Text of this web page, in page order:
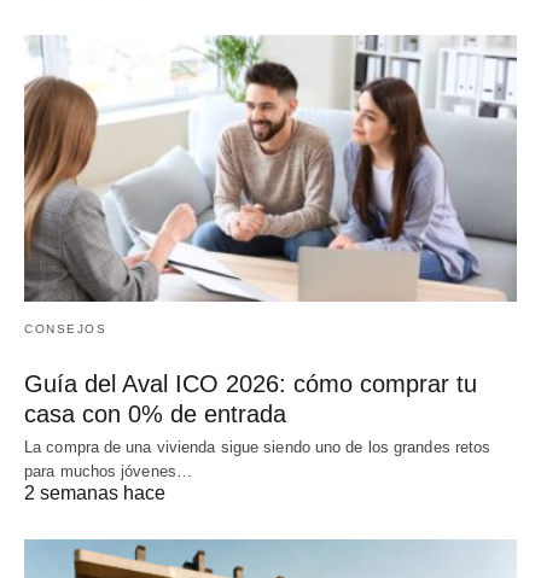
CONSEJOS
Guía del Aval ICO 2026: cómo comprar tu
casa con 0% de entrada
La compra de una vivienda sigue siendo uno de los grandes retos
para muchos jóvenes…
2 semanas hace